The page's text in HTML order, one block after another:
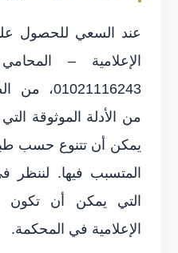
عند السعي للحصول
الإعلامية –
من الأدلة الموثوقة
يمكن أن تتنوع حسب
المتسبب فيها. لننظر
التي يمكن أن تكون
الإعلامية في المحكمة.